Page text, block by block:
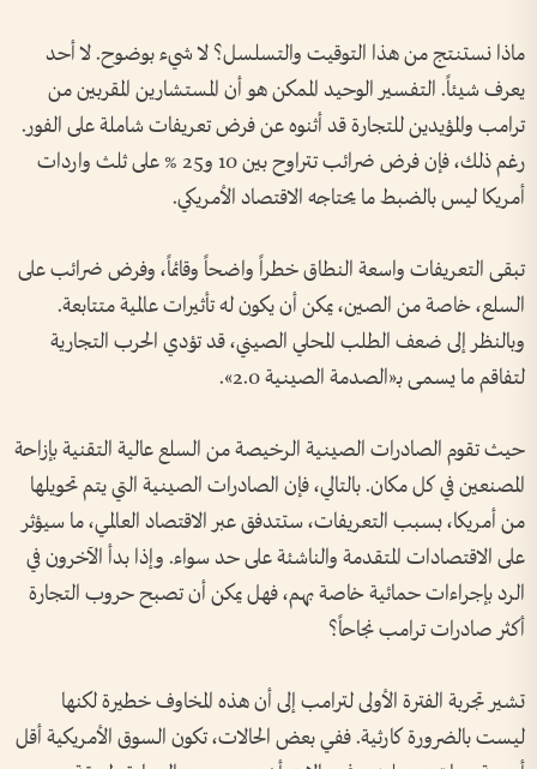
ماذا نستنتج من هذا التوقيت والتسلسل؟ لا شيء بوضوح. لا أحد
يعرف شيئاً. التفسير الوحيد الممكن هو أن المستشارين المقربين من
ترامب والمؤيدين للتجارة قد أثنوه عن فرض تعريفات شاملة على الفور.
رغم ذلك، فإن فرض ضرائب تتراوح بين 10 و25 % على ثلث واردات
أمريكا ليس بالضبط ما يحتاجه الاقتصاد الأمريكي.
تبقى التعريفات واسعة النطاق خطراً واضحاً وقائماً، وفرض ضرائب على
السلع، خاصة من الصين، يمكن أن يكون له تأثيرات عالمية متتابعة.
وبالنظر إلى ضعف الطلب المحلي الصيني، قد تؤدي الحرب التجارية
لتفاقم ما يسمى بـ«الصدمة الصينية 2.0».
حيث تقوم الصادرات الصينية الرخيصة من السلع عالية التقنية بإزاحة
المصنعين في كل مكان. بالتالي، فإن الصادرات الصينية التي يتم تحويلها
من أمريكا، بسبب التعريفات، ستتدفق عبر الاقتصاد العالمي، ما سيؤثر
على الاقتصادات المتقدمة والناشئة على حد سواء. وإذا بدأ الآخرون في
الرد بإجراءات حمائية خاصة بهم، فهل يمكن أن تصبح حروب التجارة
أكثر صادرات ترامب نجاحاً؟
تشير تجربة الفترة الأولى لترامب إلى أن هذه المخاوف خطيرة لكنها
ليست بالضرورة كارثية. ففي بعض الحالات، تكون السوق الأمريكية أقل